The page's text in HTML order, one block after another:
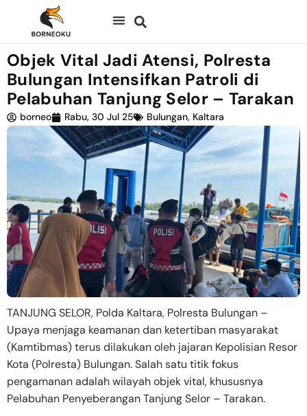
Objek Vital Jadi Atensi, Polresta
Bulungan Intensifkan Patroli di
Pelabuhan Tanjung Selor – Tarakan
borneo Rabu, 30 Jul 25 Bulungan, Kaltara
TANJUNG SELOR, Polda Kaltara, Polresta Bulungan –
Upaya menjaga keamanan dan ketertiban masyarakat
(Kamtibmas) terus dilakukan oleh jajaran Kepolisian Resor
Kota (Polresta) Bulungan. Salah satu titik fokus
pengamanan adalah wilayah objek vital, khususnya
Pelabuhan Penyeberangan Tanjung Selor – Tarakan.